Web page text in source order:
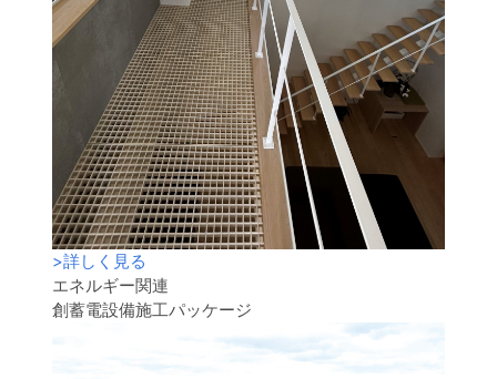
>詳しく見る
エネルギー関連
創蓄電設備施工パッケージ